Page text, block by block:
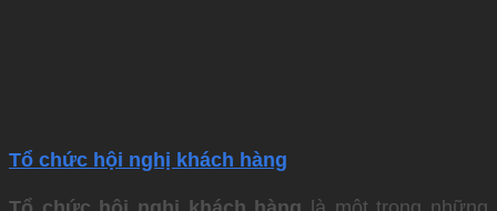
Tổ chức hội nghị khách hàng